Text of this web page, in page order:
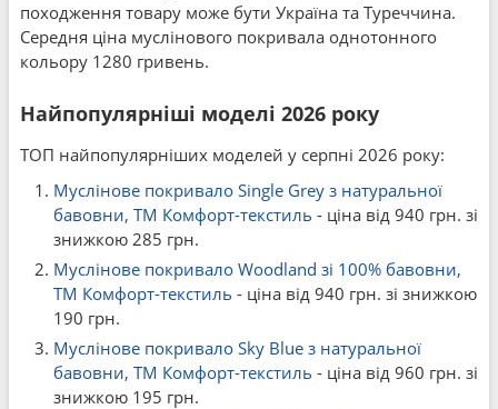
походження товару може бути Україна та Туреччина.
Середня ціна муслінового покривала однотонного
кольору 1280 гривень.
Найпопулярніші моделі 2026 року
ТОП найпопулярніших моделей у серпні 2026 року:
Муслінове покривало Single Grey з натуральної
бавовни, ТМ Комфорт-текстиль - ціна від 940 грн. зі
знижкою 285 грн.
Муслінове покривало Woodland зі 100% бавовни,
ТМ Комфорт-текстиль - ціна від 940 грн. зі знижкою
190 грн.
Муслінове покривало Sky Blue з натуральної
бавовни, ТМ Комфорт-текстиль - ціна від 960 грн. зі
знижкою 195 грн.